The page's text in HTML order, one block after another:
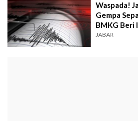
Waspada!
Gempa
BMKG Beri
JABAR